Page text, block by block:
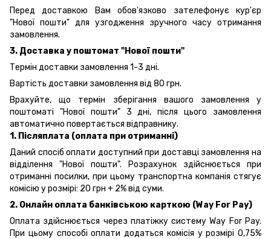
Перед доставкою Вам обов'язково зателефонує кур'єр
"Нової пошти" для узгодження зручного часу отримання
замовлення.
3. Доставка у поштомат "Нової пошти"
Термін доставки замовлення 1-3 дні.
Вартість доставки замовлення від 80 грн.
Врахуйте, що термін зберігання вашого замовлення у
поштоматі "Нової пошти" 3 дні, після цього замовлення
автоматично повертається відправнику.
1. Післяплата (оплата при отриманні)
Даний спосіб оплати доступний при доставці замовлення на
відділення "Нової пошти". Розрахунок здійснюється при
отриманні посилки, при цьому транспортна компанія стягує
комісію у розмірі: 20 грн + 2% від суми.
2. Онлайн оплата банківською карткою (Way For Pay)
Оплата здійснюється через платіжку систему Way For Pay.
При цьому способі оплати додаться комісія у розмірі 0,75%